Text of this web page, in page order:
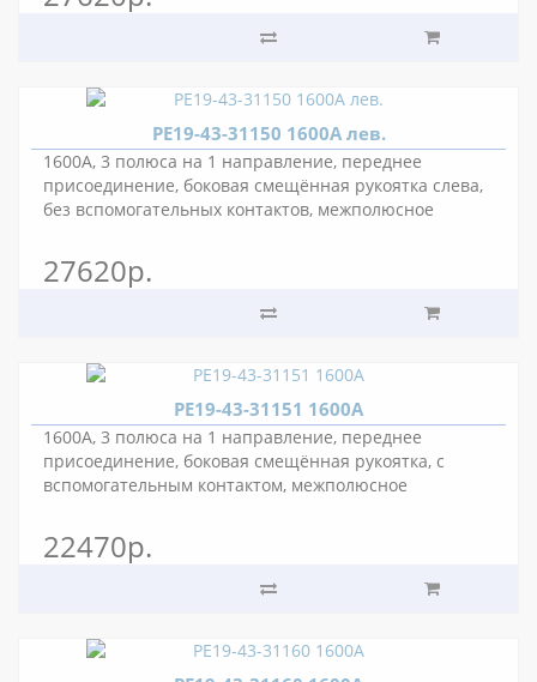
РЕ19-43-31150 1600А лев.
1600А, 3 полюса на 1 направление, переднее
присоединение, боковая смещённая рукоятка слева,
без вспомогательных контактов, межполюсное
27620р.
РЕ19-43-31151 1600А
1600А, 3 полюса на 1 направление, переднее
присоединение, боковая смещённая рукоятка, с
вспомогательным контактом, межполюсное
22470р.